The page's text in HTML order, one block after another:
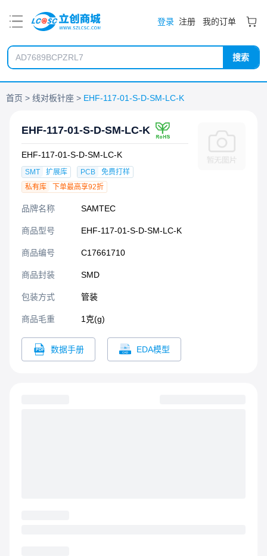
登录 注册 我的订单
搜索
首页 线对板针座 EHF-117-01-S-D-SM-LC-K
EHF-117-01-S-D-SM-LC-K
EHF-117-01-S-D-SM-LC-K
SMT 扩展库 PCB
免费打样
私有库
下单最高享92折
品牌名称 SAMTEC
商品型号 EHF-117-01-S-D-SM-LC-K
商品编号 C17661710
商品封装 SMD​
包装方式 管装
商品毛重 1克(g)
数据手册 EDA模型